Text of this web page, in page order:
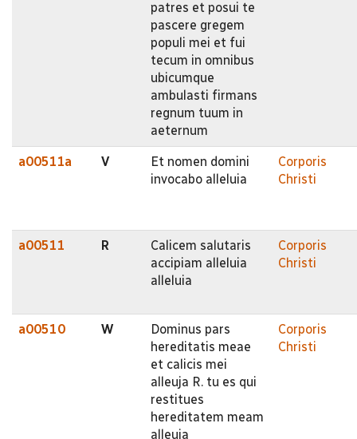
patres et posui te
pascere gregem
populi mei et fui
tecum in omnibus
ubicumque
ambulasti firmans
regnum tuum in
aeternum
a00511a V
Et nomen domini
invocabo alleluia
Corporis
Christi
a00511 R
Calicem salutaris
accipiam alleluia
alleluia
Corporis
Christi
a00510 W
Dominus pars
hereditatis meae
et calicis mei
alleuja R. tu es qui
restitues
hereditatem meam
alleuja
Corporis
Christi